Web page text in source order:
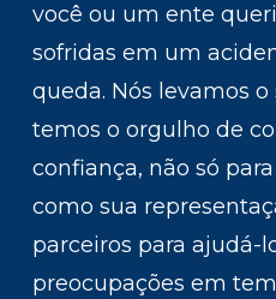
você ou um ente
sofridas em um
queda. Nós levamos o
temos o orgulho de
confiança, não só
como sua
parceiros para ajudá-
preocupações em